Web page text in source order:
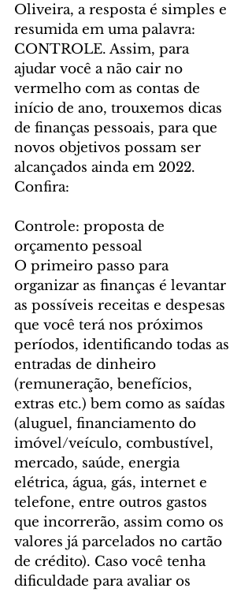
Oliveira, a resposta é simples e
resumida em uma palavra:
CONTROLE. Assim, para
ajudar você a não cair no
vermelho com as contas de
início de ano, trouxemos dicas
de finanças pessoais, para que
novos objetivos possam ser
alcançados ainda em 2022.
Confira:
Controle: proposta de
orçamento pessoal
O primeiro passo para
organizar as finanças é levantar
as possíveis receitas e despesas
que você terá nos próximos
períodos, identificando todas as
entradas de dinheiro
(remuneração, benefícios,
extras etc.) bem como as saídas
(aluguel, financiamento do
imóvel/veículo, combustível,
mercado, saúde, energia
elétrica, água, gás, internet e
telefone, entre outros gastos
que incorrerão, assim como os
valores já parcelados no cartão
de crédito). Caso você tenha
dificuldade para avaliar os